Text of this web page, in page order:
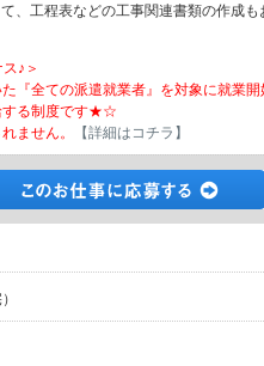
、工程表などの工事関連書類の作成も
♪＞
『全ての派遣就業者』を対象に就業開
する制度です★☆
ません。
【詳細はコチラ】